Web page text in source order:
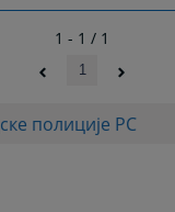
полиције РС
1 - 1 / 1
1